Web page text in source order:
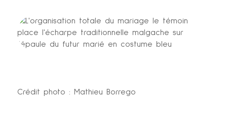
Crédit photo : Mathieu Borrego